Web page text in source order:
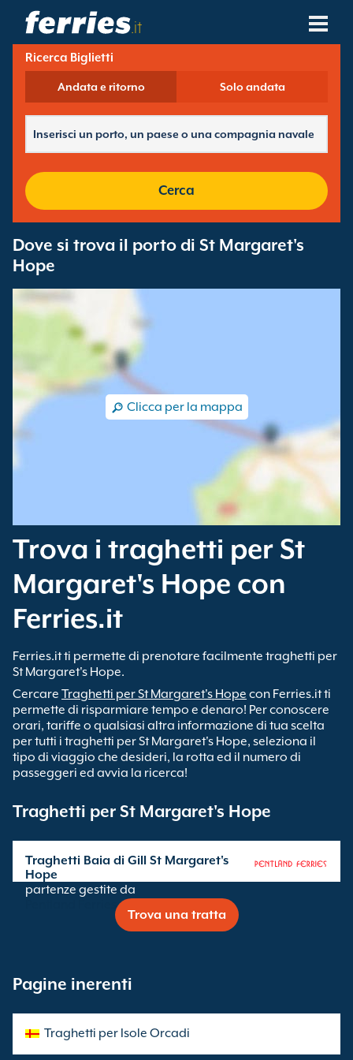
.it
Compagnie Navali
Destinazioni Traghetti
Porti Traghetti
Ricerca Biglietti
Andata e ritorno Solo andata
Cerca
Dove si trova il porto di St Margaret's
Hope
Clicca per la mappa
Trova i traghetti per St
Margaret's Hope con
Ferries.it
Ferries.it ti permette di prenotare facilmente traghetti per
St Margaret's Hope.
Cercare Traghetti per St Margaret's Hope con Ferries.it ti
permette di risparmiare tempo e denaro! Per conoscere
orari, tariffe o qualsiasi altra informazione di tua scelta
per tutti i traghetti per St Margaret's Hope, seleziona il
tipo di viaggio che desideri, la rotta ed il numero di
passeggeri ed avvia la ricerca!
Traghetti per St Margaret's Hope
Traghetti Baia di Gill St Margaret's
Hope
partenze gestite da
Pentland Ferries
Trova una tratta
Pagine inerenti
Traghetti per Isole Orcadi